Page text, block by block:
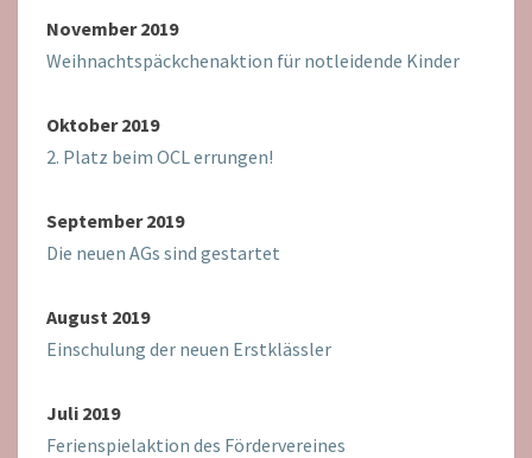
November 2019
Weihnachtspäckchenaktion für notleidende Kinder
Oktober 2019
2. Platz beim OCL errungen!
September 2019
Die neuen AGs sind gestartet
August 2019
Einschulung der neuen Erstklässler
Juli 2019
Ferienspielaktion des Fördervereines